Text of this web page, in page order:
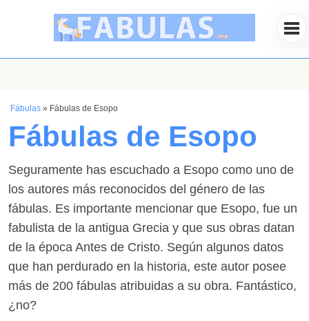
Fábulas » Fábulas de Esopo
Fábulas de Esopo
Seguramente has escuchado a Esopo como uno de
los autores más reconocidos del género de las
fábulas. Es importante mencionar que Esopo, fue un
fabulista de la antigua Grecia y que sus obras datan
de la época Antes de Cristo. Según algunos datos
que han perdurado en la historia, este autor posee
más de 200 fábulas atribuidas a su obra. Fantástico,
¿no?